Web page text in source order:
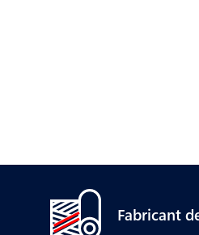
Fabricant